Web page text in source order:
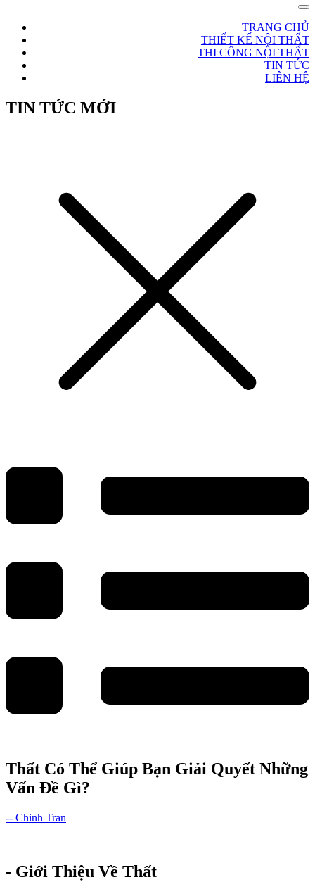
TRANG CHỦ
THIẾT KẾ NỘI THẤT
THI CÔNG NỘI THẤT
TIN TỨC
LIÊN HỆ
TIN TỨC MỚI
Thất Có Thể Giúp Bạn Giải Quyết Những
Vấn Đề Gì?
-- Chinh Tran
- Giới Thiệu Về Thất